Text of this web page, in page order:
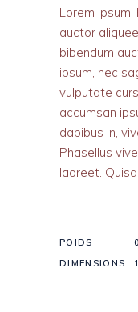
Lorem
auctor
bibendum
ipsum, nec
vulputate
accumsan
dapibus in,
Phasellus
laoreet.
POIDS
DIMENSIONS